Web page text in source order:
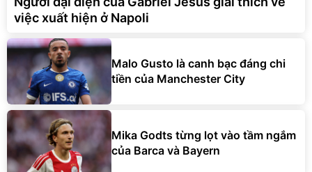
việc xuất hiện ở Napoli
Malo Gusto là canh bạc đáng chi
tiền của Manchester City
Mika Godts từng lọt vào tầm ngắm
của Barca và Bayern